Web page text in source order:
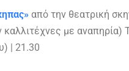
από την θεατρική
με αναπηρία)
| 21.30